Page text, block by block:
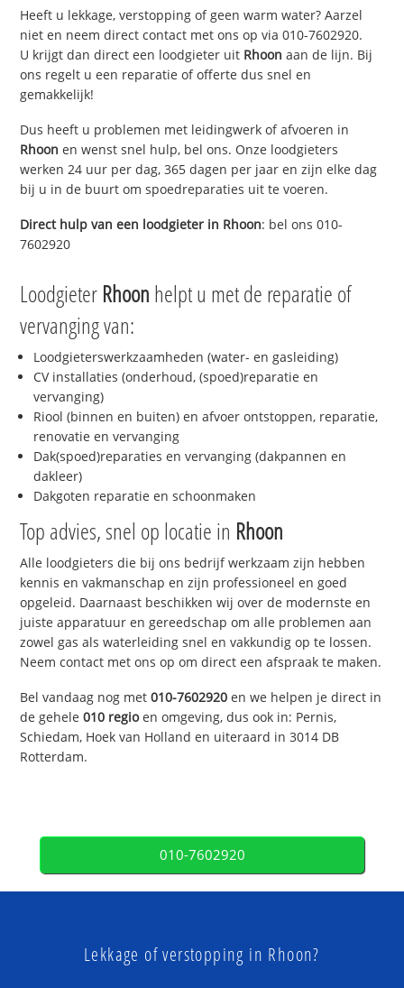
Heeft u lekkage, verstopping of geen warm water? Aarzel
niet en neem direct contact met ons op via 010-7602920.
U krijgt dan direct een loodgieter uit Rhoon aan de lijn. Bij
ons regelt u een reparatie of offerte dus snel en
gemakkelijk!
Dus heeft u problemen met leidingwerk of afvoeren in
Rhoon en wenst snel hulp, bel ons. Onze loodgieters
werken 24 uur per dag, 365 dagen per jaar en zijn elke dag
bij u in de buurt om spoedreparaties uit te voeren.
Direct hulp van een loodgieter in Rhoon: bel ons 010-
7602920
Loodgieter Rhoon helpt u met de reparatie of
vervanging van:
Loodgieterswerkzaamheden (water- en gasleiding)
CV installaties (onderhoud, (spoed)reparatie en
vervanging)
Riool (binnen en buiten) en afvoer ontstoppen, reparatie,
renovatie en vervanging
Dak(spoed)reparaties en vervanging (dakpannen en
dakleer)
Dakgoten reparatie en schoonmaken
Top advies, snel op locatie in Rhoon
Alle loodgieters die bij ons bedrijf werkzaam zijn hebben
kennis en vakmanschap en zijn professioneel en goed
opgeleid. Daarnaast beschikken wij over de modernste en
juiste apparatuur en gereedschap om alle problemen aan
zowel gas als waterleiding snel en vakkundig op te lossen.
Neem contact met ons op om direct een afspraak te maken.
Bel vandaag nog met010-7602920 en we helpen je direct in
de gehele010 regioen omgeving, dus ook in: Pernis,
Schiedam, Hoek van Holland en uiteraard in 3014 DB
Rotterdam.
010-7602920
Lekkage of verstopping in Rhoon?